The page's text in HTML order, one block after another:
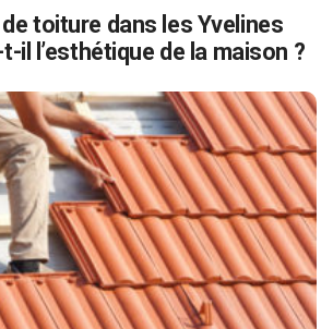
toiture dans les Yvelines
il l’esthétique de la maison ?